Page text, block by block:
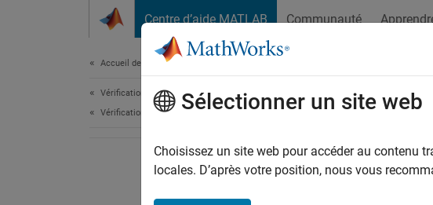
Centre d’aide MATLAB Communauté
Accueil de la documentation
Vérification, validation et test
Vérification de code
Sélectionner un site web
Choisissez un site web pour accéder au contenu
locales. D’après votre position, nous vous